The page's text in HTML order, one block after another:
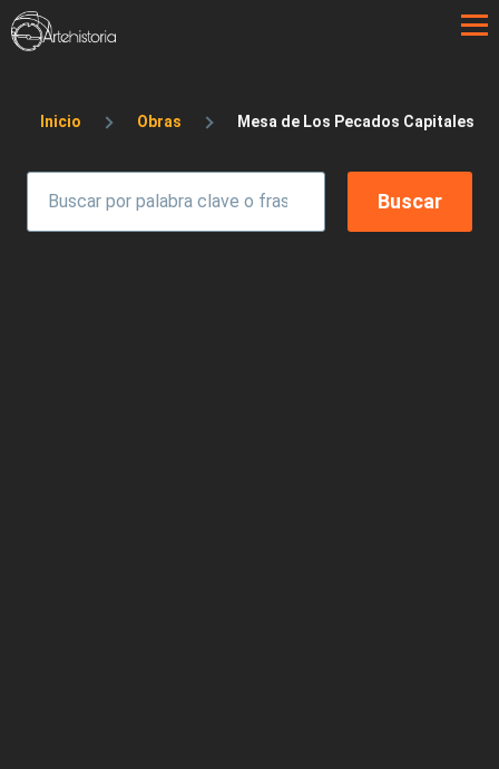
Pasar al contenido principal
Sobrescribir enlaces de ayuda a la
Inicio Obras Mesa de Los Pecados Capitales